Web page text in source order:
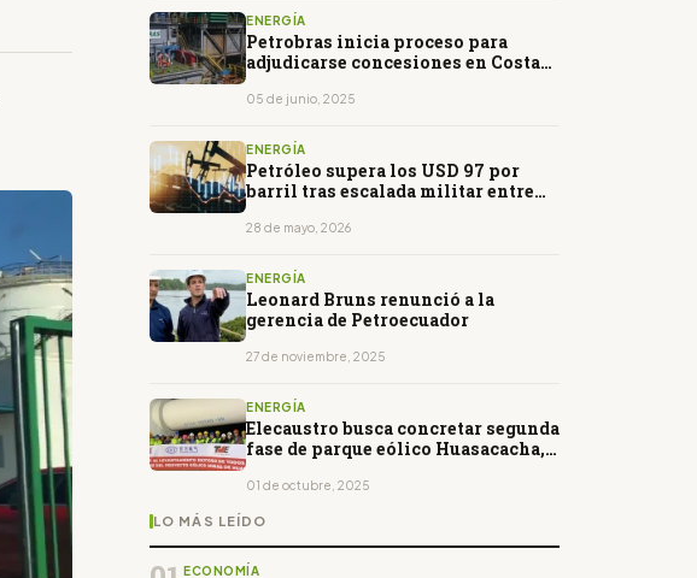
ENERGÍA
Petrobras inicia proceso para
adjudicarse concesiones en Costa
05 de junio, 2025
ENERGÍA
Petróleo supera los USD 97 por
barril tras escalada militar entre
28 de mayo, 2026
ENERGÍA
Leonard Bruns renunció a la
gerencia de Petroecuador
27 de noviembre, 2025
ENERGÍA
Elecaustro busca concretar segunda
fase de parque eólico Huasacacha,
01 de octubre, 2025
LO MÁS LEÍDO
ECONOMÍA